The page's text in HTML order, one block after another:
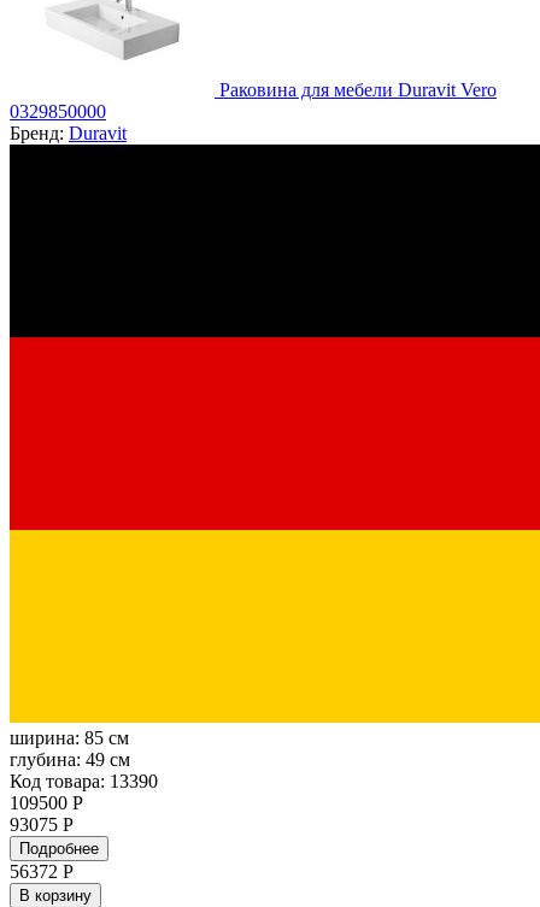
Раковина для мебели Duravit Vero
0329850000
Бренд: Duravit
ширина: 85 см
глубина: 49 см
Код товара: 13390
109500 Р
93075 Р
Подробнее
56372 Р
В корзину